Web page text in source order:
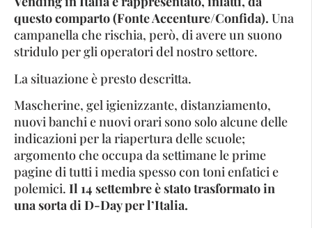
questo comparto (Fonte Accenture/Confida). Una
campanella che rischia, però, di avere un suono
stridulo per gli operatori del nostro settore.
La situazione è presto descritta.
Mascherine, gel igienizzante, distanziamento,
nuovi banchi e nuovi orari sono solo alcune delle
indicazioni per la riapertura delle scuole;
argomento che occupa da settimane le prime
pagine di tutti i media spesso con toni enfatici e
polemici. Il 14 settembre è stato trasformato in
una sorta di D-Day per l’Italia.